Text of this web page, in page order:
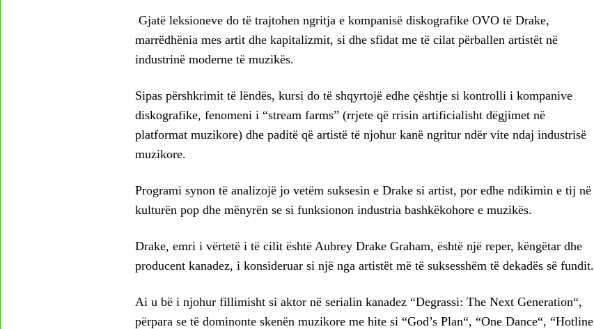
Gjatë leksioneve do të trajtohen ngritja e kompanisë diskografike OVO të Drake,
marrëdhënia mes artit dhe kapitalizmit, si dhe sfidat me të cilat përballen artistët në
industrinë moderne të muzikës.
Sipas përshkrimit të lëndës, kursi do të shqyrtojë edhe çështje si kontrolli i kompanive
diskografike, fenomeni i “stream farms” (rrjete që rrisin artificialisht dëgjimet në
platformat muzikore) dhe paditë që artistë të njohur kanë ngritur ndër vite ndaj industrisë
muzikore.
Programi synon të analizojë jo vetëm suksesin e Drake si artist, por edhe ndikimin e tij në
kulturën pop dhe mënyrën se si funksionon industria bashkëkohore e muzikës.
Drake, emri i vërtetë i të cilit është Aubrey Drake Graham, është një reper, këngëtar dhe
producent kanadez, i konsideruar si një nga artistët më të suksesshëm të dekadës së fundit.
Ai u bë i njohur fillimisht si aktor në serialin kanadez “Degrassi: The Next Generation“,
përpara se të dominonte skenën muzikore me hite si “God’s Plan“, “One Dance“, “Hotline